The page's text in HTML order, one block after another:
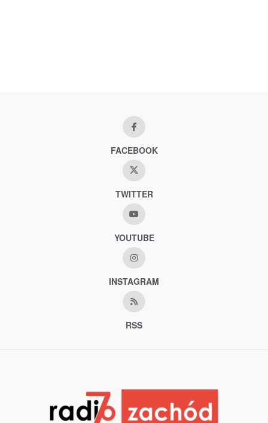
FACEBOOK
TWITTER
YOUTUBE
INSTAGRAM
RSS